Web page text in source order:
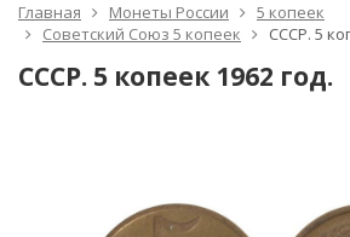
Главная Монеты России
5 копеек
Советский Союз 5 копеек
СССР. 5
СССР. 5 копеек 1962 год.